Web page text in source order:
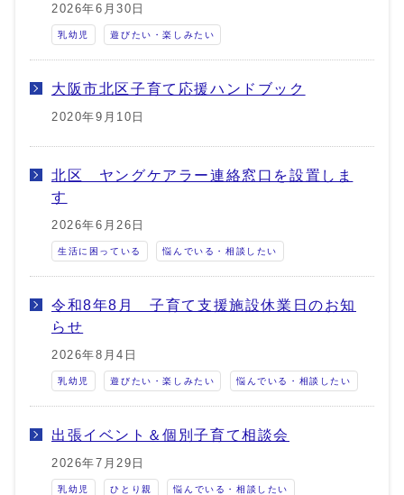
2026年6月30日
乳幼児 遊びたい・楽しみたい
大阪市北区子育て応援ハンドブック
2020年9月10日
北区 ヤングケアラー連絡窓口を設置しま
す
2026年6月26日
生活に困っている 悩んでいる・相談したい
令和8年8月 子育て支援施設休業日のお知
らせ
2026年8月4日
乳幼児 遊びたい・楽しみたい 悩んでいる・相談したい
出張イベント＆個別子育て相談会
2026年7月29日
乳幼児 ひとり親 悩んでいる・相談したい